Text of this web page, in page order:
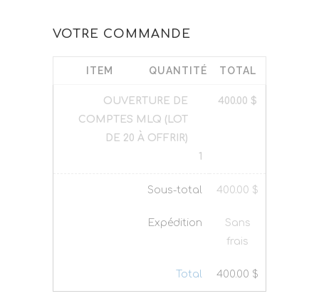
VOTRE COMMANDE
ITEM QUANTITÉ TOTAL
OUVERTURE DE
COMPTES MLQ (LOT
DE 20 À OFFRIR)
1
400.00 $
Sous-total 400.00 $
Expédition
Sans
frais
Total 400.00 $